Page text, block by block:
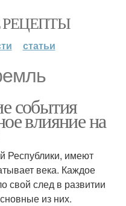
статьи
события
влияние на
Республики, имеют
века. Каждое
свой след в развитии
из них.